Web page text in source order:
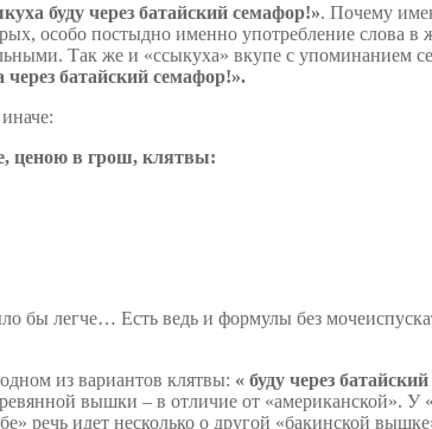
буду через батайский семафор!». Почему
особо постыдно именно употребление слова
Так же и «ссыкуха» вкупе с упоминанием
батайский семафор!».
ценою в грош, клятвы:
бы легче… Есть ведь и формулы без
из вариантов клятвы: « буду через
вышки – в отличие от «американской». У
речь идет несколько о другой «бакинской